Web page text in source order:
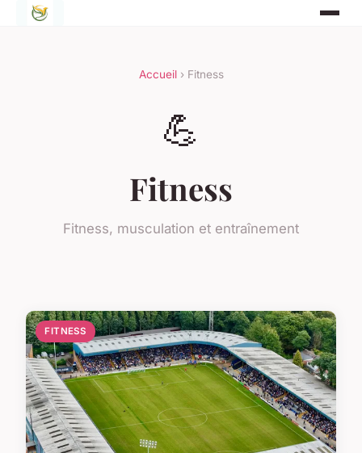
Accueil› Fitness
💪
Fitness
Fitness, musculation et entraînement
FITNESS